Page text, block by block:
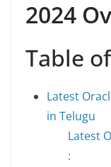
2024
Table
Latest
in Telugu
Latest
: